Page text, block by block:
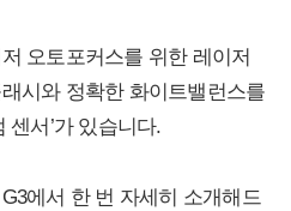
오토포커스를 위한 레이저
시와 정확한 화이트밸런스를
센서’가 있습니다.
에서 한 번 자세히 소개해드